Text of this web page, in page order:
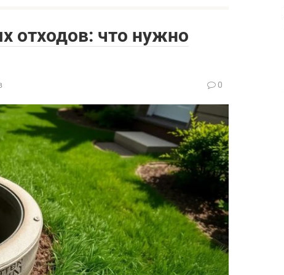
отходов: что нужно
0